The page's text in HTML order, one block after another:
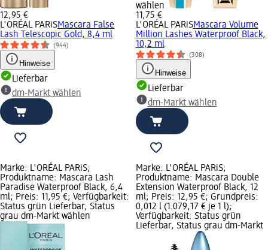
12,95 €
L'ORÉAL PARiSMascara False
Lash Telescopic Gold, 8,4 ml
(944)
Hinweise
Lieferbar
dm-Markt wählen
wählen
11,75 €
L'ORÉAL PARiSMascara Volume
Million Lashes Waterproof Black,
10,2 ml
(308)
Hinweise
Lieferbar
dm-Markt wählen
Marke: L'ORÉAL PARiS;
Produktname: Mascara Lash
Paradise Waterproof Black, 6,4
ml; Preis: 11,95 €; Verfügbarkeit:
Status grün Lieferbar, Status
grau dm-Markt wählen
Marke: L'ORÉAL PARiS;
Produktname: Mascara Double
Extension Waterproof Black, 12
ml; Preis: 12,95 €; Grundpreis:
0,012 l (1.079,17 € je 1 l);
Verfügbarkeit: Status grün
Lieferbar, Status grau dm-Markt